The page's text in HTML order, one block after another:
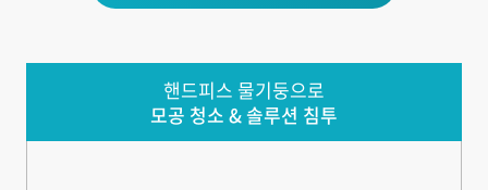
핸드피스 물기둥으로
모공 청소 & 솔루션 침투